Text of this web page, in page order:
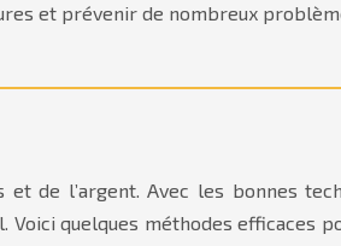
et prévenir de nombreux
de l’argent. Avec les bonnes
quelques méthodes efficaces